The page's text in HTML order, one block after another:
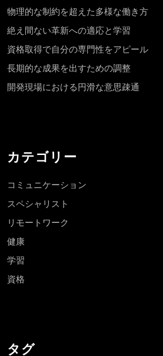
物理的な制約を超えた多様な働き方
絶え間ない革新への適応と学習
資格取得で自分の専門性をアピール
長期的な成果を出すための調整
開発現場における円滑な意思疎通
カテゴリー
コミュニケーション
スペシャリスト
リモートワーク
健康
学習
資格
タグ